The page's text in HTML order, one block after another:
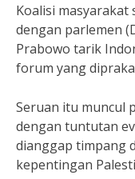
Koalisi masyarakat
dengan parlemen
Prabowo tarik
forum yang
Seruan itu muncul
dengan tuntutan
dianggap timpang
kepentingan